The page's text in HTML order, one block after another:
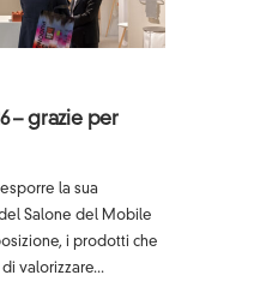
– grazie per
la sua
Salone del Mobile
i prodotti che
valorizzare...